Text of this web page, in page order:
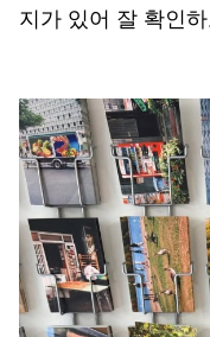
지가 있어 잘 확인